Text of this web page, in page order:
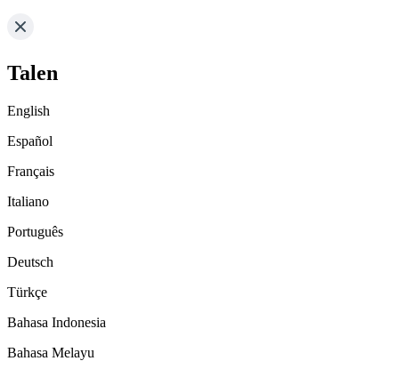
Talen
English
Español
Français
Italiano
Português
Deutsch
Türkçe
Bahasa Indonesia
Bahasa Melayu